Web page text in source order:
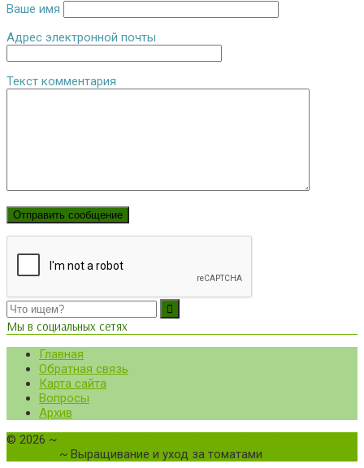
Ваше имя
Адрес электронной почты
Текст комментария
Мы в социальных сетях
Главная
Обратная связь
Карта сайта
Вопросы
Архив
© 2026 ~
~ Выращивание и уход за томатами